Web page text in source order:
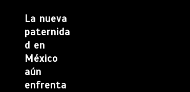
La nueva
paternida
d en
México
aún
enfrenta